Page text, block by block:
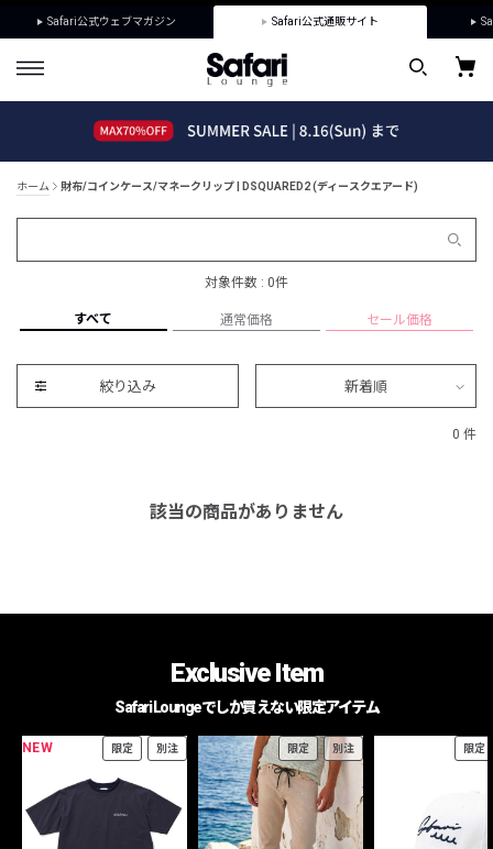
Safari公式ウェブマガジン Safari公式通販サイト
ホーム 財布/コインケース/マネークリップ | DSQUARED2 (ディースクエアード)
対象件数 : 0件
すべて 通常価格 セール価格
絞り込み 新着順
0 件
該当の商品がありません
Exclusive Item
Safari Loungeでしか買えない限定アイテム
NEW 限定 別注 限定 別注 限定